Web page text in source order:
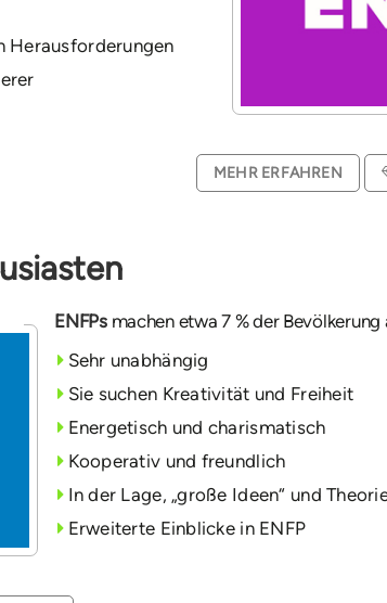
Herausforderungen
MEHR ERFAHREN
ENFPsmachen etwa 7 % der Bevölkerung
Sehr unabhängig
Sie suchen Kreativität und Freiheit
Energetisch und charismatisch
Kooperativ und freundlich
In der Lage, „große Ideen“ und
Erweiterte Einblicke in ENFP